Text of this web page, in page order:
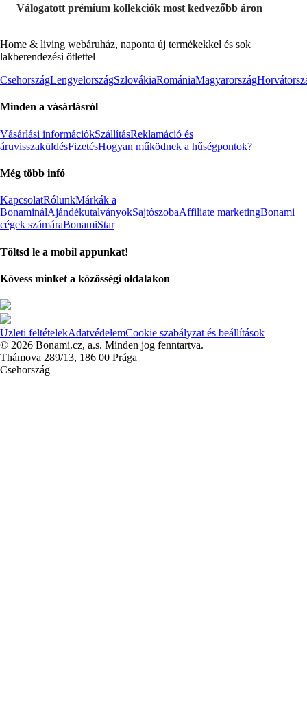
Válogatott prémium kollekciók most kedvezőbb áron
Home & living webáruház, naponta új termékekkel és sok
lakberendezési ötlettel
CsehországLengyelországSzlovákiaRomániaMagyarország
Minden a vásárlásról
Vásárlási információkSzállításReklamáció és
áruvisszaküldésFizetésHogyan működnek a hűségpontok?
Még több infó
KapcsolatRólunkMárkák a
BonaminálAjándékutalványokSajtószobaAffiliate marketingBonami
cégek számáraBonamiStar
Töltsd le a mobil appunkat!
Kövess minket a közösségi oldalakon
Üzleti feltételekAdatvédelemCookie szabályzat és beállítások
© 2026 Bonami.cz, a.s. Minden jog fenntartva.
Thámova 289/13, 186 00 Prága
Csehország